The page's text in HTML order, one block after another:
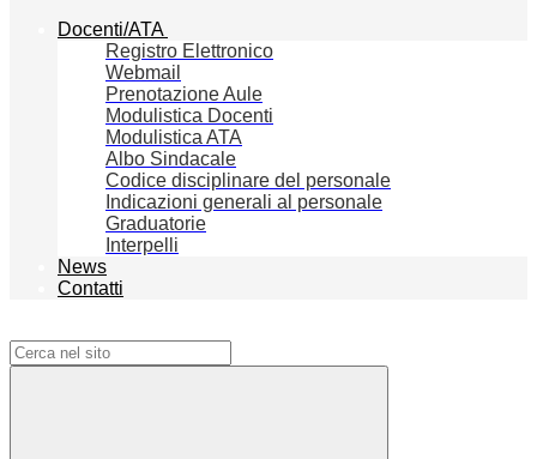
Docenti/ATA
Registro Elettronico
Webmail
Prenotazione Aule
Modulistica Docenti
Modulistica ATA
Albo Sindacale
Codice disciplinare del personale
Indicazioni generali al personale
Graduatorie
Interpelli
News
Contatti